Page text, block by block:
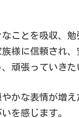
ことを吸収、
様に信頼され、
頑張っていきた
かな表情が増え
を感じます。